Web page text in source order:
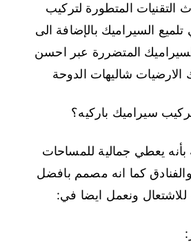
التقنيات المتطورة لتركيب
السيراميك بالإضافة الى
المتضررة عبر احسن
شاليهات الدوحة
سيراميك باركيه؟
بأنه يعطي جمالية للمساحات
كما انه مصمم بافضل
للاشتعال ونعمل ايضا في: